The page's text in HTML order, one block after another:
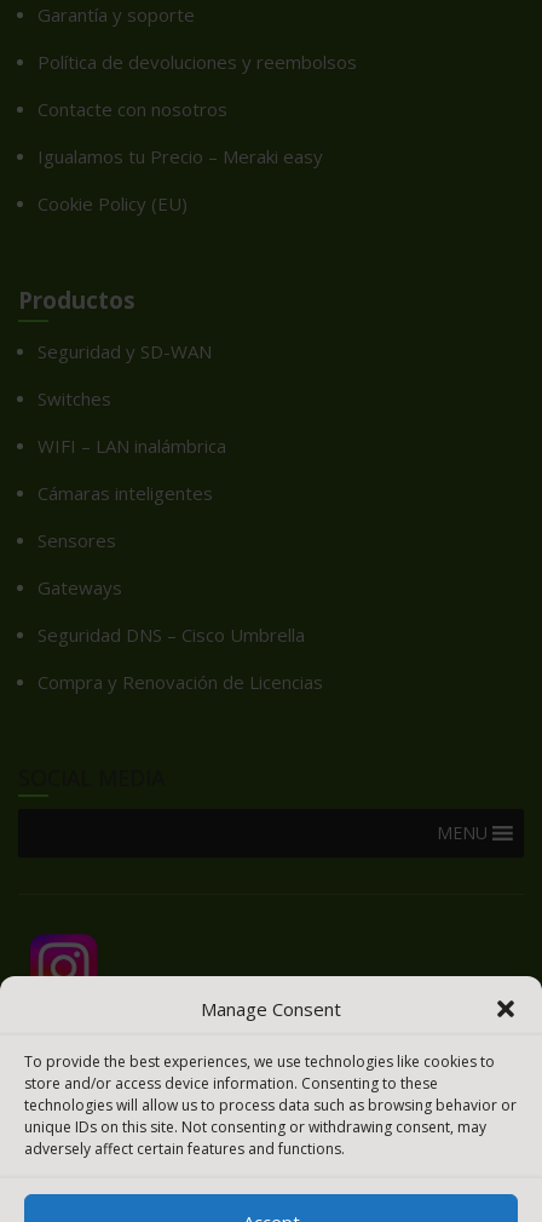
Manage Consent
To provide the best experiences, we use technologies like cookies to
store and/or access device information. Consenting to these
technologies will allow us to process data such as browsing behavior or
unique IDs on this site. Not consenting or withdrawing consent, may
adversely affect certain features and functions.
Garantía y soporte
Política de devoluciones y reembolsos
Contacte con nosotros
Igualamos tu Precio – Meraki easy
Cookie Policy (EU)
Productos
Seguridad y SD-WAN
Switches
WIFI – LAN inalámbrica
Cámaras inteligentes
Sensores
Gateways
Seguridad DNS – Cisco Umbrella
Compra y Renovación de Licencias
MENU